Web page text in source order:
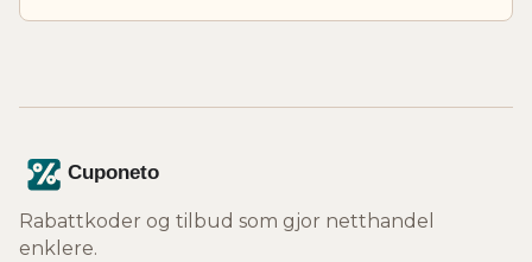
Rabattkoder og tilbud som gjor netthandel
enklere.